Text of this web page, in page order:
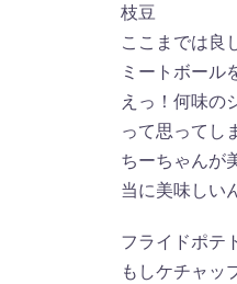
枝豆
ここまでは良
ミートボー
えっ！何味の
って思ってし
ちーちゃんが
当に美味しい
フライドポテ
もしケチャッ